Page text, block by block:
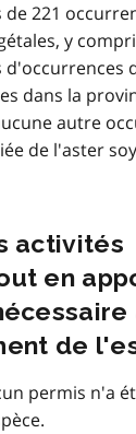
221
y
d'occurrences
dans la
autre
de l'aster
activités
en
de
permis n'a